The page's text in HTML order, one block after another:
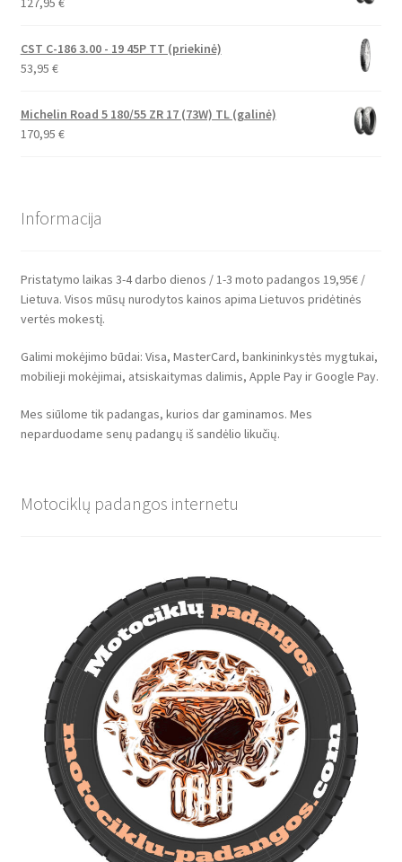
CST C-186 3.00 - 19 45P TT (priekinė)
53,95 €
Michelin Road 5 180/55 ZR 17 (73W) TL (galinė)
170,95 €
Informacija
Pristatymo laikas 3-4 darbo dienos / 1-3 moto padangos 19,95€ /
Lietuva. Visos mūsų nurodytos kainos apima Lietuvos pridėtinės
vertės mokestį.
Galimi mokėjimo būdai: Visa, MasterCard, bankininkystės mygtukai,
mobilieji mokėjimai, atsiskaitymas dalimis, Apple Pay ir Google Pay.
Mes siūlome tik padangas, kurios dar gaminamos. Mes
neparduodame senų padangų iš sandėlio likučių.
Motociklų padangos internetu